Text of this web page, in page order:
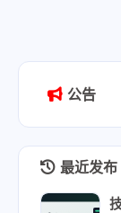
公告
最近发布